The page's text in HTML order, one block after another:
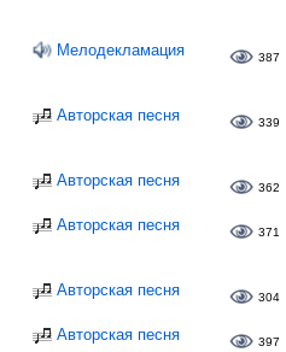
Мелодекламация 387
Авторская песня 339
Авторская песня 362
Авторская песня 371
Авторская песня 304
Авторская песня 397